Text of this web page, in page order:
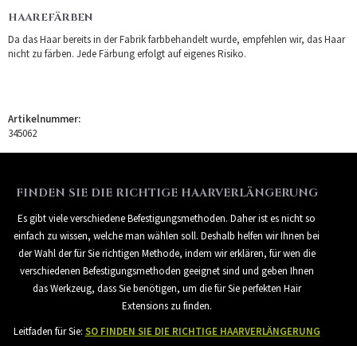
HAAREFÄRBEN
Da das Haar bereits in der Fabrik farbbehandelt wurde, empfehlen wir, das Haar
nicht zu färben. Jede Färbung erfolgt auf eigenes Risiko.
Artikelnummer:
345062
FINDEN SIE DIE RICHTIGE HAARVERLÄNGERUNG
Es gibt viele verschiedene Befestigungsmethoden. Daher ist es nicht so
einfach zu wissen, welche man wählen soll. Deshalb helfen wir Ihnen bei
der Wahl der für Sie richtigen Methode, indem wir erklären, für wen die
verschiedenen Befestigungsmethoden geeignet sind und geben Ihnen
das Werkzeug, dass Sie benötigen, um die für Sie perfekten Hair
Extensions zu finden.
Leitfaden für Sie: SO FINDEN SIE DIE RICHTIGE HAARVERLÄNGERUNG